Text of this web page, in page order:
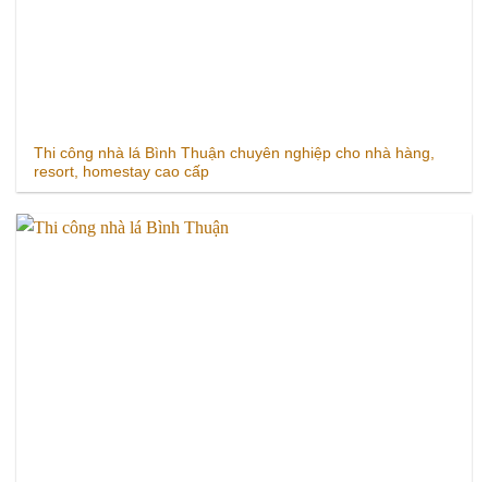
Thi công nhà lá Bình Thuận chuyên nghiệp cho nhà hàng,
resort, homestay cao cấp